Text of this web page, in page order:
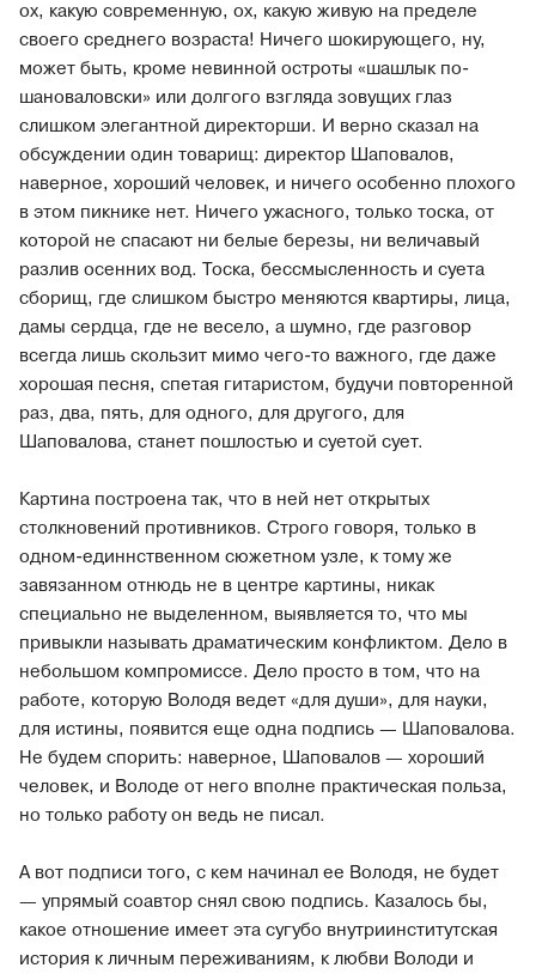
ох, какую современную, ох, какую живую на пределе
своего среднего возраста! Ничего шокирующего, ну,
может быть, кроме невинной остроты «шашлык по-
шановаловски» или долгого взгляда зовущих глаз
слишком элегантной директорши. И верно сказал на
обсуждении один товарищ: директор Шаповалов,
наверное, хороший человек, и ничего особенно плохого
в этом пикнике нет. Ничего ужасного, только тоска, от
которой не спасают ни белые березы, ни величавый
разлив осенних вод. Тоска, бессмысленность и суета
сборищ, где слишком быстро меняются квартиры, лица,
дамы сердца, где не весело, а шумно, где разговор
всегда лишь скользит мимо чего-то важного, где даже
хорошая песня, спетая гитаристом, будучи повторенной
раз, два, пять, для одного, для другого, для
Шаповалова, станет пошлостью и суетой сует.
Картина построена так, что в ней нет открытых
столкновений противников. Строго говоря, только в
одном-единнственном сюжетном узле, к тому же
завязанном отнюдь не в центре картины, никак
специально не выделенном, выявляется то, что мы
привыкли называть драматическим конфликтом. Дело в
небольшом компромиссе. Дело просто в том, что на
работе, которую Володя ведет «для души», для науки,
для истины, появится еще одна подпись — Шаповалова.
Не будем спорить: наверное, Шаповалов — хороший
человек, и Володе от него вполне практическая польза,
но только работу он ведь не писал.
А вот подписи того, с кем начинал ее Володя, не будет
— упрямый соавтор снял свою подпись. Казалось бы,
какое отношение имеет эта сугубо внутриинститутская
история к личным переживаниям, к любви Володи и